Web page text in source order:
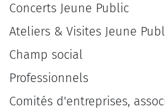
Concerts Jeune Public
Ateliers & Visites Jeune
Champ social
Professionnels
Comités d'entreprises,